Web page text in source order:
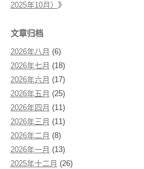
2025年10月） 》
文章归档
2026年八月 (6)
2026年七月 (18)
2026年六月 (17)
2026年五月 (25)
2026年四月 (11)
2026年三月 (11)
2026年二月 (8)
2026年一月 (13)
2025年十二月 (26)